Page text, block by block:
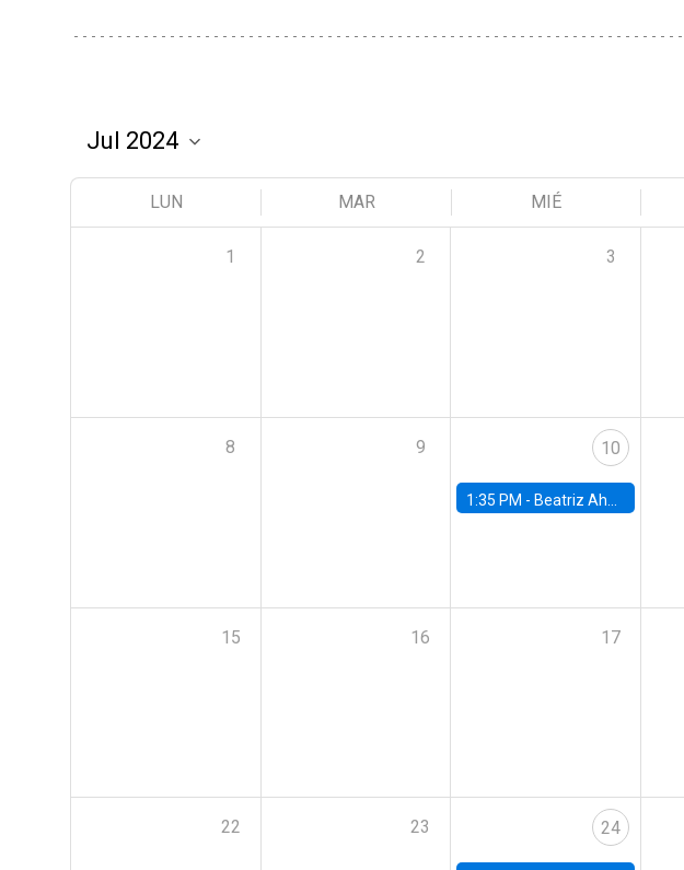
LUN MAR MIÉ
1 2 3
8 9 10
1:35 PM - Beatriz Ahumada, PhD candidate, Universidad de Pittsburgh
15 16 17
22 23 24